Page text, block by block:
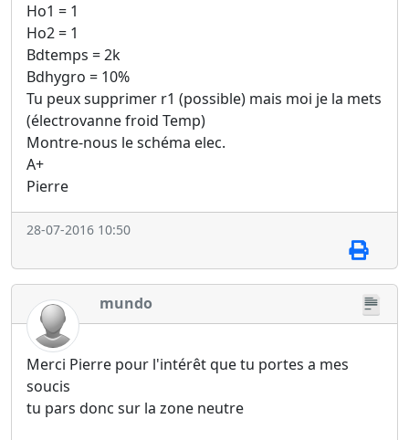
Ho1 = 1
Ho2 = 1
Bdtemps = 2k
Bdhygro = 10%
Tu peux supprimer r1 (possible) mais moi je la mets
(électrovanne froid Temp)
Montre-nous le schéma elec.
A+
Pierre
28-07-2016 10:50
mundo
Merci Pierre pour l'intérêt que tu portes a mes
soucis
tu pars donc sur la zone neutre